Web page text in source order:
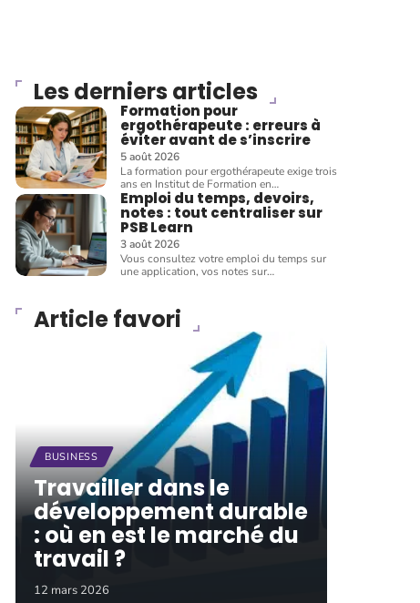
Les derniers articles
Formation pour
ergothérapeute : erreurs à
éviter avant de s’inscrire
5 août 2026
La formation pour ergothérapeute exige trois
ans en Institut de Formation en…
Emploi du temps, devoirs,
notes : tout centraliser sur
PSB Learn
3 août 2026
Vous consultez votre emploi du temps sur
une application, vos notes sur…
Article favori
BUSINESS
Travailler dans le
développement durable
: où en est le marché du
travail ?
12 mars 2026